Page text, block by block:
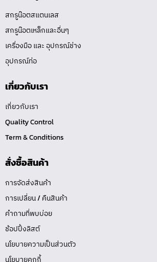
สกรูน๊อตสแตนเลส
สกรูน๊อตเหล็กและอื่นๆ
เครื่องมือ และ อุปกรณ์ช่าง
อุปกรณ์ท่อ
เกี่ยวกับเรา
เกี่ยวกับเรา
Quality Control
Term & Conditions
สั่งซื้อสินค้า
การจัดส่งสินค้า
การเปลี่ยน / คืนสินค้า
คำถามที่พบบ่อย
ช้อปปิ้งลิสต์
นโยบายความเป็นส่วนตัว
นโยบายคุกกี้